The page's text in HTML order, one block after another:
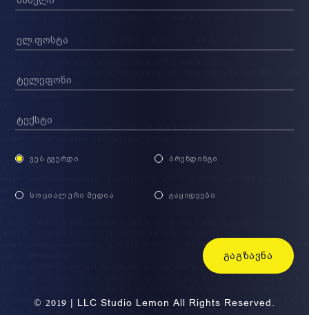
ᲕᲔᲑ ᲒᲕᲔᲠᲓᲘ ᲑᲠᲔᲜᲓᲘᲜᲒᲘ
ᲡᲝᲪᲘᲐᲚᲣᲠᲘ ᲛᲔᲓᲘᲐ ᲒᲐᲧᲘᲓᲕᲔᲑᲘ
ᲒᲐᲒᲖᲐᲕᲜᲐ
© 2019 | LLC Studio Lemon All Rights Reserved.